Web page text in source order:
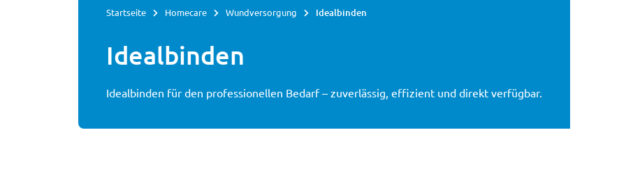
Startseite Homecare Wundversorgung Idealbinden
Idealbinden
Idealbinden für den professionellen Bedarf – zuverlässig, effizient und direkt verfügbar.